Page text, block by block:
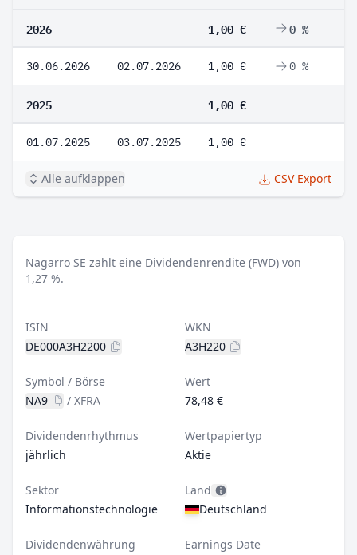
2026 1,00 € 0 %
30.06.2026 02.07.2026 1,00 € 0 %
2025 1,00 €
01.07.2025 03.07.2025 1,00 €
Alle aufklappen CSV Export
Nagarro SE zahlt eine Dividendenrendite (FWD) von
1,27 %.
ISIN
DE000A3H2200
WKN
A3H220
Symbol / Börse
NA9
/ XFRA
Wert
78,48 €
Dividendenrhythmus
jährlich
Wertpapiertyp
Aktie
Sektor
Informationstechnologie
Land
Deutschland
Dividendenwährung
Earnings Date